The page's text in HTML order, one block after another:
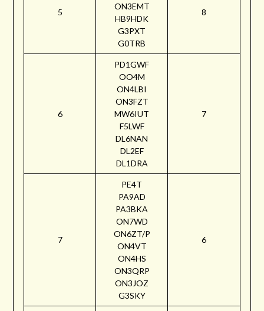
5
ON3EMT
HB9HDK
G3PXT
G0TRB
8
6
PD1GWF
OO4M
ON4LBI
ON3FZT
MW6IUT
F5LWF
DL6NAN
DL2EF
DL1DRA
7
7
PE4T
PA9AD
PA3BKA
ON7WD
ON6ZT/P
ON4VT
ON4HS
ON3QRP
ON3JOZ
G3SKY
6